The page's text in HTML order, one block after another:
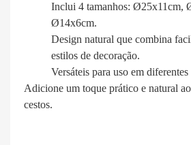
Inclui 4 tamanhos: Ø25x11cm,
Ø14x6cm.
Design natural que combina
estilos de decoração.
Versáteis para uso em
Adicione um toque prático e natural
cestos.